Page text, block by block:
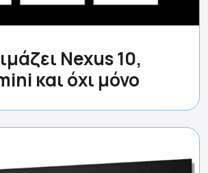
Nexus 10,
και όχι μόνο